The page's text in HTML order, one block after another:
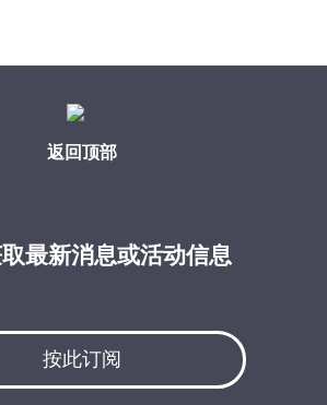
返回顶部
最新消息或活动信息
按此订阅